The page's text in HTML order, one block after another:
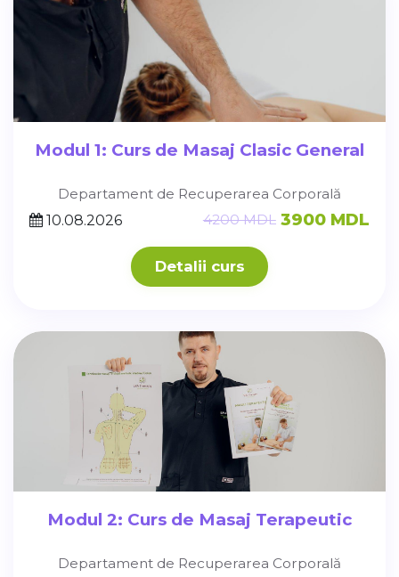
Modul 1: Curs de Masaj Clasic General
Departament de Recuperarea Corporală
10.08.2026
4200 MDL 3900 MDL
Detalii curs
Modul 2: Curs de Masaj Terapeutic
Departament de Recuperarea Corporală